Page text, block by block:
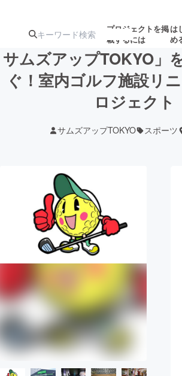
プロジェクトを掲
載するには
は
め
注目の新着プロ募集終了
テクノロジー・ガジェット
映像・映画
ビジネス・起業
CAMPFIRE for Social Good
CAMPFIREふるさと納税
サムズアップTOKYO」
ぐ！室内ゴルフ施設リ
ロジェクト
サムズアップTOKYO スポーツ